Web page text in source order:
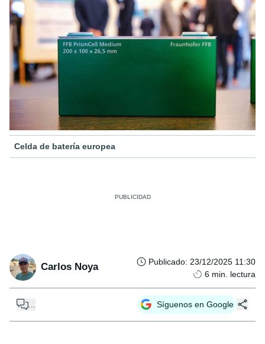
Celda de batería europea
Carlos Noya Publicado: 23/12/2025 11:30
6 min. lectura
Síguenos en Google